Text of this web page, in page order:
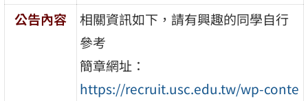
公告內容
相關資訊如下，請有興趣的同學自行
參考
簡章網址：
https://recruit.usc.edu.tw/wp-conte